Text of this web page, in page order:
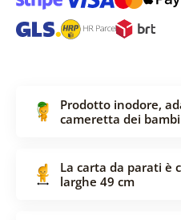
Prodotto inodore,
cameretta dei
La carta da parati è
larghe 49 cm